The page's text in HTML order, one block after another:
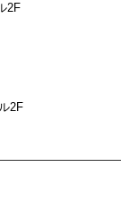
2F
2F